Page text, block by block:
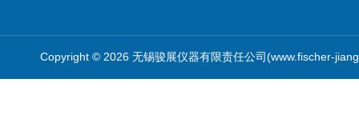
Copyright © 2026 无锡骏展仪器有限责任公司(www.fischer-